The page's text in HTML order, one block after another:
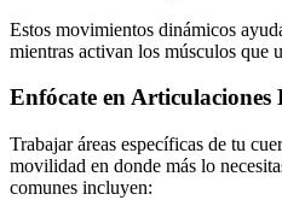
Estos movimientos dinámicos
mientras activan los músculos que
Enfócate en Articulaciones
Trabajar áreas específicas de tu
movilidad en donde más lo
comunes incluyen: